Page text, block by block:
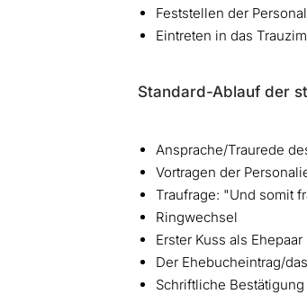
Feststellen der
Eintreten in das
Standard-Ablauf der
Ansprache/Traurede
Vortragen der
Traufrage: "Und somit
Ringwechsel
Erster Kuss als Ehepaar
Der Ehebucheintrag/
Schriftliche